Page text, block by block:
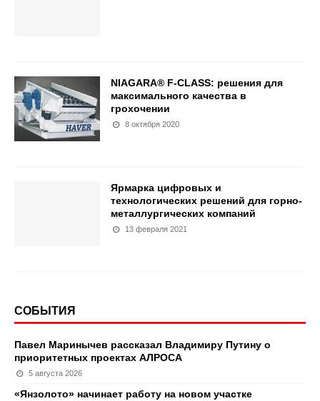
NIAGARA® F-CLASS: решения для
максимального качества в
грохочении
8 октября 2020
Ярмарка цифровых и
технологических решений для горно-
металлургических компаний
13 февраля 2021
СОБЫТИЯ
Павел Маринычев рассказал Владимиру Путину о
приоритетных проектах АЛРОСА
5 августа 2026
«Янзолото» начинает работу на новом участке